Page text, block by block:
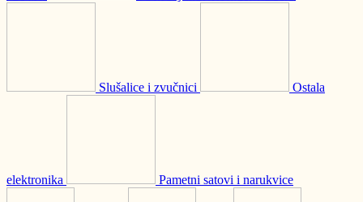
Slušalice i zvučnici Ostala
elektronika Pametni satovi i narukvice